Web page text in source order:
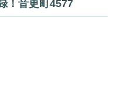
！音更町4577